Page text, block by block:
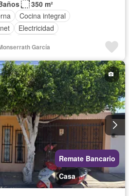
350 m²
Cocina integral
Electricidad
con closet
García
Remate Bancario
Casa